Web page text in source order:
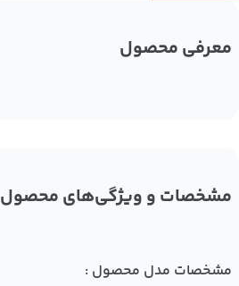
معرفی محصول
مشخصات و ویژگی‌های محصول
مشخصات مدل محصول :